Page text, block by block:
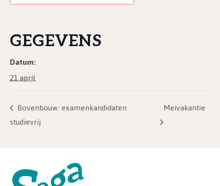
GEGEVENS
Datum:
21 april
Bovenbouw: examenkandidaten
studievrij
Meivakantie